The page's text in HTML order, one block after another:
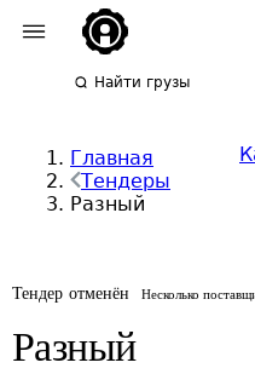
Найти грузы
Главная
Тендеры
Разный
Тендер отменён Несколько
Разный